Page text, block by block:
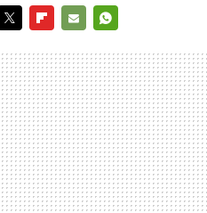
MAIL